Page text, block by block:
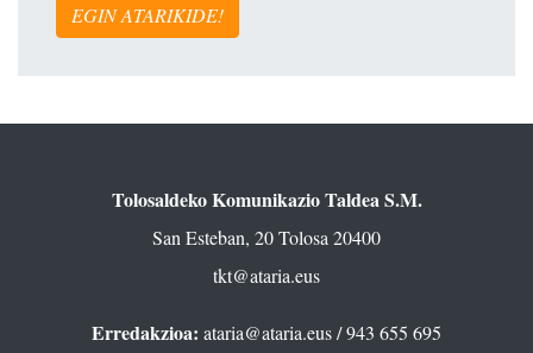
EGIN ATARIKIDE!
Tolosaldeko Komunikazio Taldea S.M.
San Esteban, 20 Tolosa 20400
tkt@ataria.eus
Erredakzioa: ataria@ataria.eus/ 943 655 695